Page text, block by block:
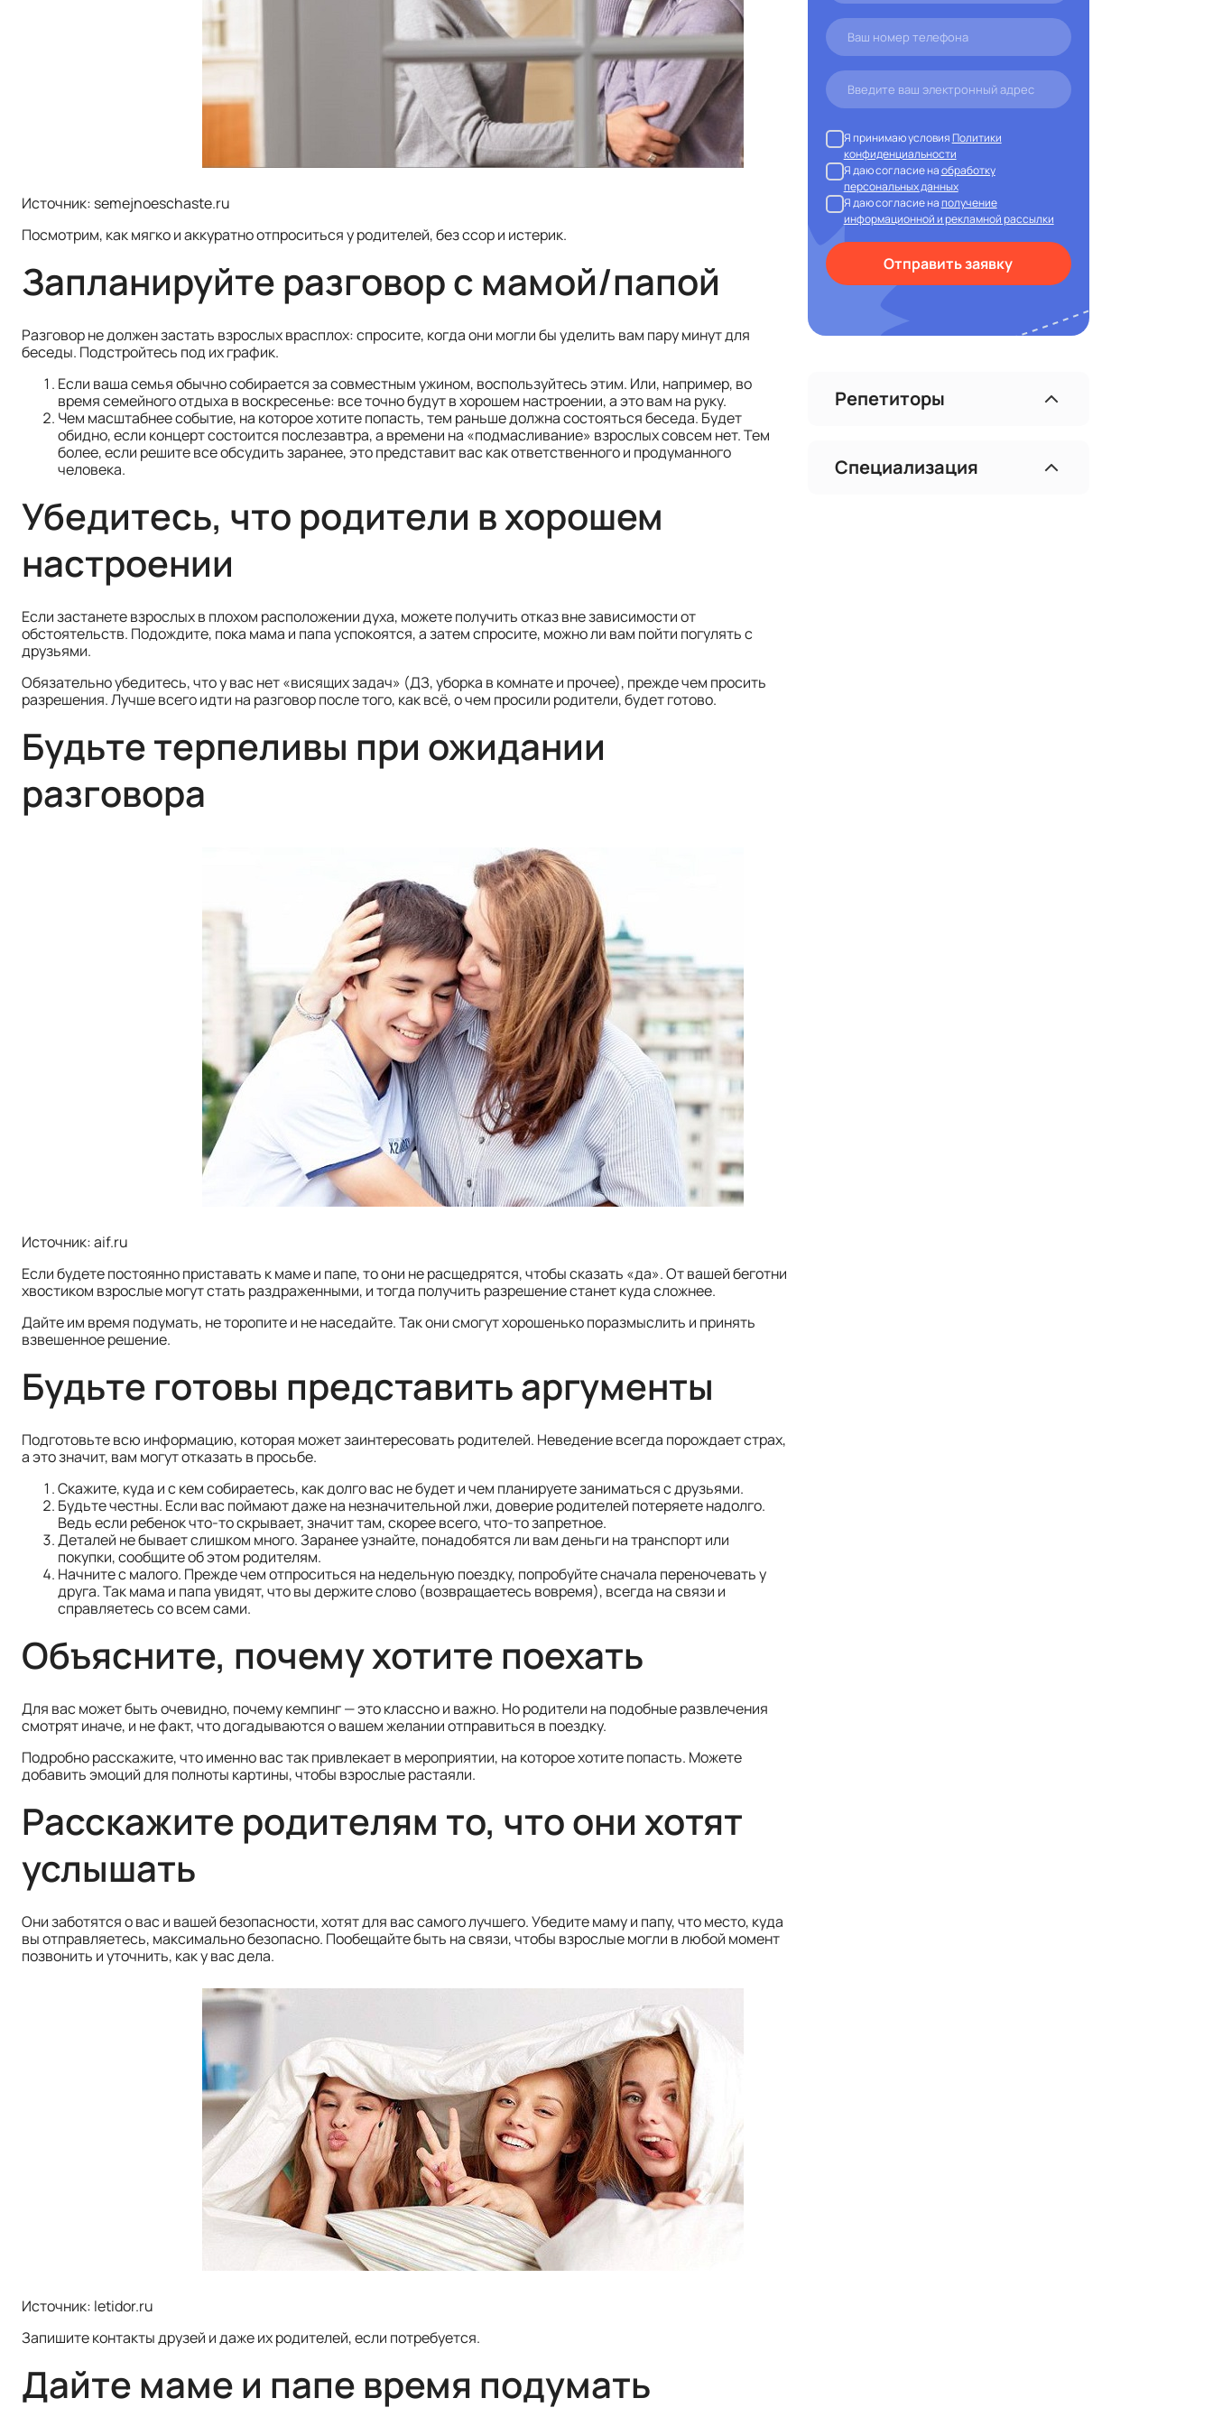
Источник: semejnoeschaste.ru
Посмотрим, как мягко и аккуратно отпроситься у родителей, без ссор и истерик.
Запланируйте разговор с мамой/папой
Разговор не должен застать взрослых врасплох: спросите, когда они могли бы уделить вам пару минут для
беседы. Подстройтесь под их график.
Если ваша семья обычно собирается за совместным ужином, воспользуйтесь этим. Или, например, во
время семейного отдыха в воскресенье: все точно будут в хорошем настроении, а это вам на руку.
Чем масштабнее событие, на которое хотите попасть, тем раньше должна состояться беседа. Будет
обидно, если концерт состоится послезавтра, а времени на «подмасливание» взрослых совсем нет. Тем
более, если решите все обсудить заранее, это представит вас как ответственного и продуманного
человека.
Убедитесь, что родители в хорошем
настроении
Если застанете взрослых в плохом расположении духа, можете получить отказ вне зависимости от
обстоятельств. Подождите, пока мама и папа успокоятся, а затем спросите, можно ли вам пойти погулять с
друзьями.
Обязательно убедитесь, что у вас нет «висящих задач» (ДЗ, уборка в комнате и прочее), прежде чем просить
разрешения. Лучше всего идти на разговор после того, как всё, о чем просили родители, будет готово.
Будьте терпеливы при ожидании
разговора
Источник: aif.ru
Если будете постоянно приставать к маме и папе, то они не расщедрятся, чтобы сказать «да». От вашей беготни
хвостиком взрослые могут стать раздраженными, и тогда получить разрешение станет куда сложнее.
Дайте им время подумать, не торопите и не наседайте. Так они смогут хорошенько поразмыслить и принять
взвешенное решение.
Будьте готовы представить аргументы
Подготовьте всю информацию, которая может заинтересовать родителей. Неведение всегда порождает страх,
а это значит, вам могут отказать в просьбе.
Скажите, куда и с кем собираетесь, как долго вас не будет и чем планируете заниматься с друзьями.
Будьте честны. Если вас поймают даже на незначительной лжи, доверие родителей потеряете надолго.
Ведь если ребенок что-то скрывает, значит там, скорее всего, что-то запретное.
Деталей не бывает слишком много. Заранее узнайте, понадобятся ли вам деньги на транспорт или
покупки, сообщите об этом родителям.
Начните с малого. Прежде чем отпроситься на недельную поездку, попробуйте сначала переночевать у
друга. Так мама и папа увидят, что вы держите слово (возвращаетесь вовремя), всегда на связи и
справляетесь со всем сами.
Объясните, почему хотите поехать
Для вас может быть очевидно, почему кемпинг — это классно и важно. Но родители на подобные развлечения
смотрят иначе, и не факт, что догадываются о вашем желании отправиться в поездку.
Подробно расскажите, что именно вас так привлекает в мероприятии, на которое хотите попасть. Можете
добавить эмоций для полноты картины, чтобы взрослые растаяли.
Расскажите родителям то, что они хотят
услышать
Они заботятся о вас и вашей безопасности, хотят для вас самого лучшего. Убедите маму и папу, что место, куда
вы отправляетесь, максимально безопасно. Пообещайте быть на связи, чтобы взрослые могли в любой момент
позвонить и уточнить, как у вас дела.
Источник: letidor.ru
Запишите контакты друзей и даже их родителей, если потребуется.
Дайте маме и папе время подумать
Предложите родителям
познакомиться с вашими друзьями
Я принимаю условияПолитики
конфиденциальности
Я даю согласие наобработку
персональных данных
Я даю согласие наполучение
информационной и рекламной рассылки
Отправить заявку
Репетиторы
Специализация